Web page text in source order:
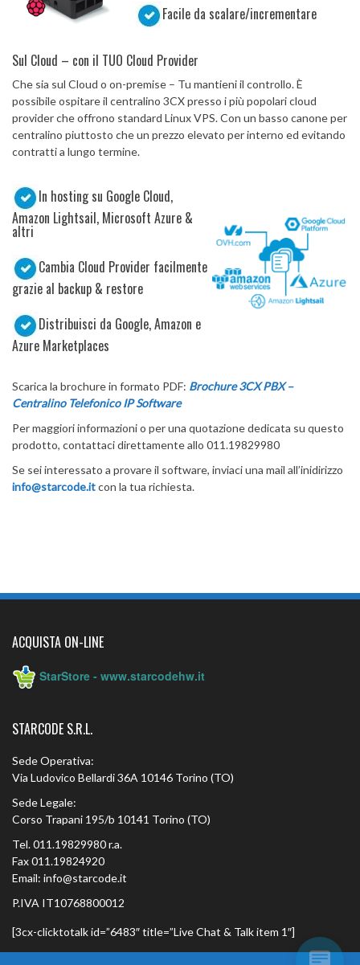
Facile da scalare/incrementare
Sul Cloud – con il TUO Cloud Provider
Che sia sul Cloud o on-premise – Tu mantieni il controllo. È
possibile ospitare il centralino 3CX presso i più popolari cloud
provider che offrono standard Linux VPS. Con un basso canone per
centralino piuttosto che un prezzo elevato per interno ed evitando
contratti a lungo termine.
In hosting su Google Cloud,
Amazon Lightsail, Microsoft Azure &
altri
Cambia Cloud Provider facilmente
grazie al backup & restore
Distribuisci da Google, Amazon e
Azure Marketplaces
Scarica la brochure in formato PDF: Brochure 3CX PBX –
Centralino Telefonico IP Software
Per maggiori informazioni o per una quotazione dedicata su questo
prodotto, contattaci direttamente allo 011.19829980
Se sei interessato a provare il software, inviaci una mail all’inidirizzo
info@starcode.itcon la tua richiesta.
ACQUISTA ON-LINE
StarStore - www.starcodehw.it
STARCODE S.R.L.
Sede Operativa:
Via Ludovico Bellardi 36A 10146 Torino (TO)
Sede Legale:
Corso Trapani 195/b 10141 Torino (TO)
Tel. 011.19829980 r.a.
Fax 011.19824920
Email: info@starcode.it
P.IVA IT10768800012
[3cx-clicktotalk id=”6483″ title=”Live Chat & Talk item 1″]